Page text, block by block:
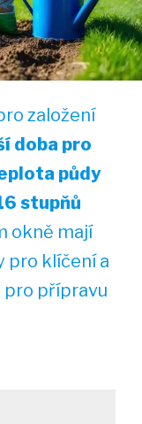
založení
doba pro
půdy
stupňů
okně mají
pro klíčení a
pro přípravu